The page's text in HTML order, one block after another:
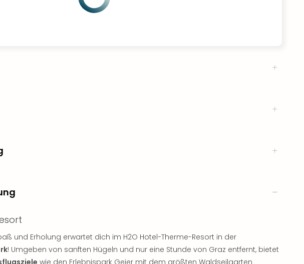
und Erholung erwartet dich im H2O Hotel-Therme-Resort in der
! Umgeben von sanften Hügeln und nur eine Stunde von Graz entfernt, bietet
wie den Erlebnispark Geier mit dem größten Waldseilgarten